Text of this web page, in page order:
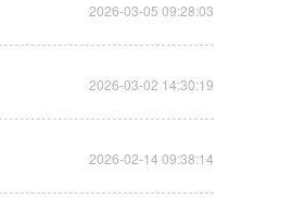
2026-03-05 09:28:03
2026-03-02 14:30:19
2026-02-14 09:38:14